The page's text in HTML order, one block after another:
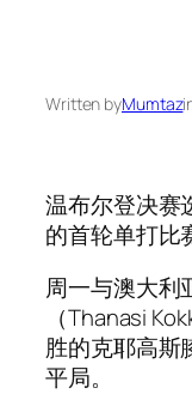
Written byMumtaz
温布尔登决赛
的首轮单打比
周一与澳大利
（Thanasi
胜的克耶高斯
平局。